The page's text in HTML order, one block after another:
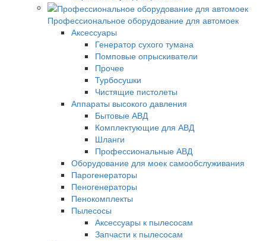
Профессиональное оборудование для автомоек
Аксессуары
Генератор сухого тумана
Помповые опрыскиватели
Прочее
Турбосушки
Чистящие пистолеты
Аппараты высокого давления
Бытовые АВД
Комплектующие для АВД
Шланги
Профессиональные АВД
Оборудование для моек самообслуживания
Парогенераторы
Пеногенераторы
Пенокомплекты
Пылесосы
Аксессуары к пылесосам
Запчасти к пылесосам